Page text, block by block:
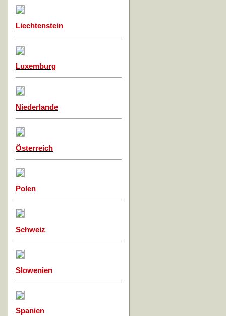
Liechtenstein
Luxemburg
Niederlande
Österreich
Polen
Schweiz
Slowenien
Spanien